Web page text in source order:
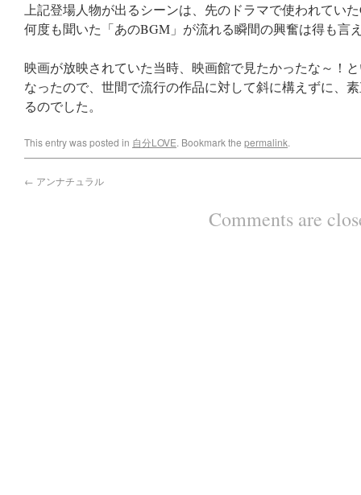
上記登場人物が出るシーンは、先のドラマで使われてい
何度も聞いた「あのBGM」が流れる瞬間の興奮は得も言
映画が放映されていた当時、映画館で見たかったな～！
なったので、世間で流行の作品に対して斜に構えずに
るのでした。
This entry was posted in 自分LOVE. Bookmark the permalink.
← アンナチュラル
Comments are